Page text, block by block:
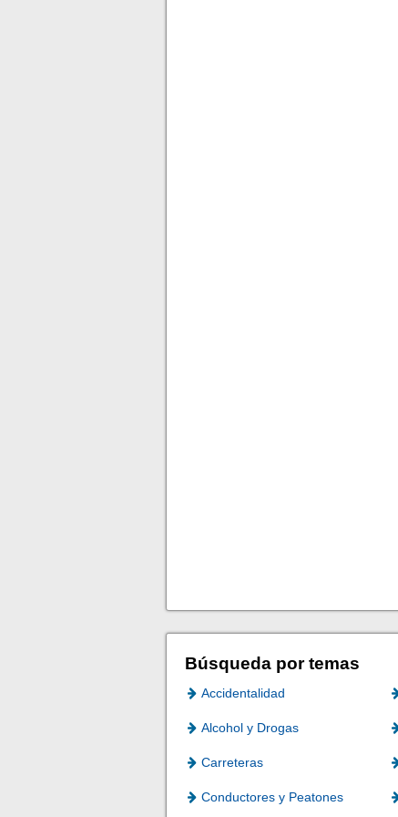
Búsqueda por temas
Accidentalidad
Alcohol y Drogas
Carreteras
Conductores y Peatones